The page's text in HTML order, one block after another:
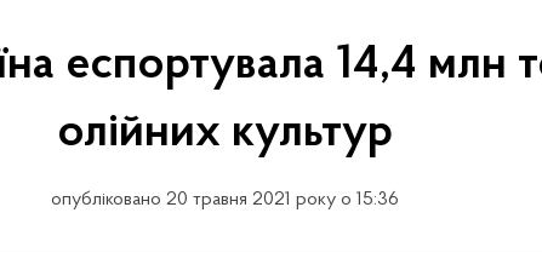
еспортувала 14,4 млн
олійних культур
опубліковано 20 травня 2021 року о 15:36